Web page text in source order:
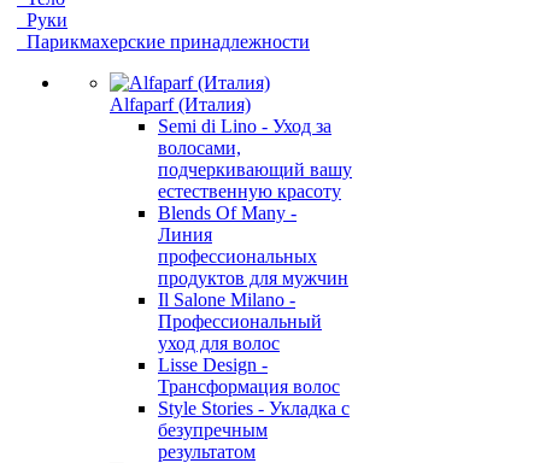
Руки
Парикмахерские принадлежности
Alfaparf (Италия)
Semi di Lino - Уход за
волосами,
подчеркивающий вашу
естественную красоту
Blends Of Many -
Линия
профессиональных
продуктов для мужчин
Il Salone Milano -
Профессиональный
уход для волос
Lisse Design -
Трансформация волос
Style Stories - Укладка с
безупречным
результатом